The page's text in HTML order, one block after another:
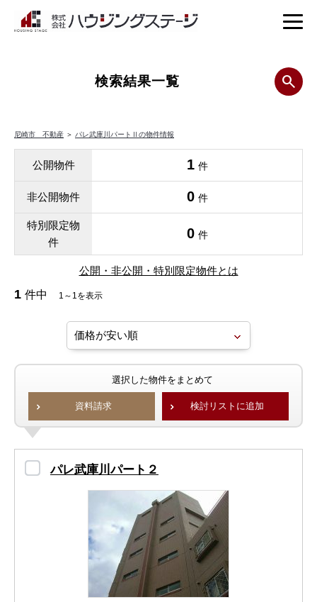
検索結果一覧
尼崎市 不動産 ＞ パレ武庫川パートⅡの物件情報
公開物件 1 件
非公開物件 0 件
特別限定物
件
0 件
公開・非公開・特別限定物件とは
1 件中 1～1を表示
選択した物件をまとめて
資料請求 検討リストに追加
パレ武庫川パート２